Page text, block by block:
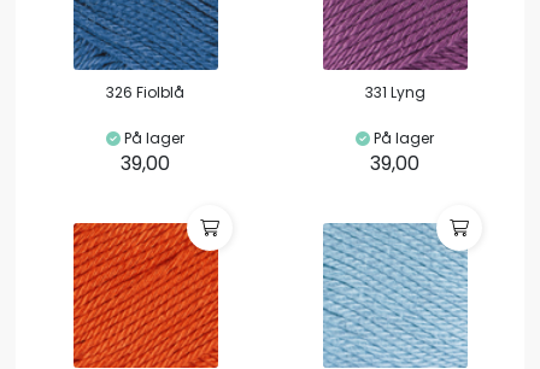
326 Fiolblå
På lager
39,00
331 Lyng
På lager
39,00